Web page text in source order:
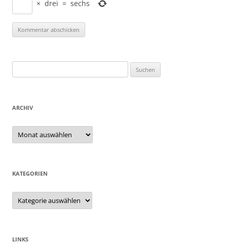
× drei = sechs
nach:
ARCHIV
Archiv
KATEGORIEN
Kategorien
LINKS